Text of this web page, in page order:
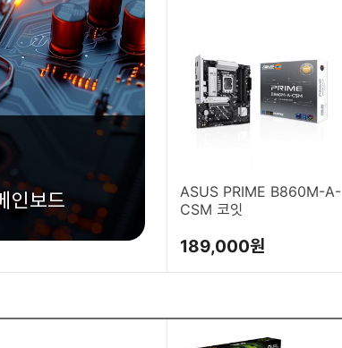
ASUS PRIME B860M-A-
CSM 코잇
189,000원